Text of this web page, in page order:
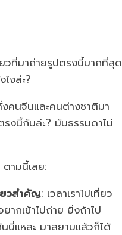
ที่มาถ่ายรูปตรงนี้มากที่สุด
งล่ะ?
งคนจีนและคนต่างชาติมา
งนี้กันล่ะ? มันธรรมดาไม่
ามนี้เลย:
วสำคัญ: เวลาเราไปเที่ยว
ากเข้าไปถ่าย ยิ่งถ้าไป
นี่แหละ มาสยามแล้วก็ได้